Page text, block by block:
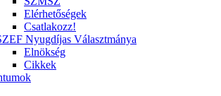
Elérhetőségek
Csatlakozz!
Nyugdíjas Választmánya
Elnökség
Cikkek